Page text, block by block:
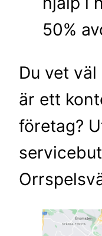
50%
Du vet
är ett
företag?